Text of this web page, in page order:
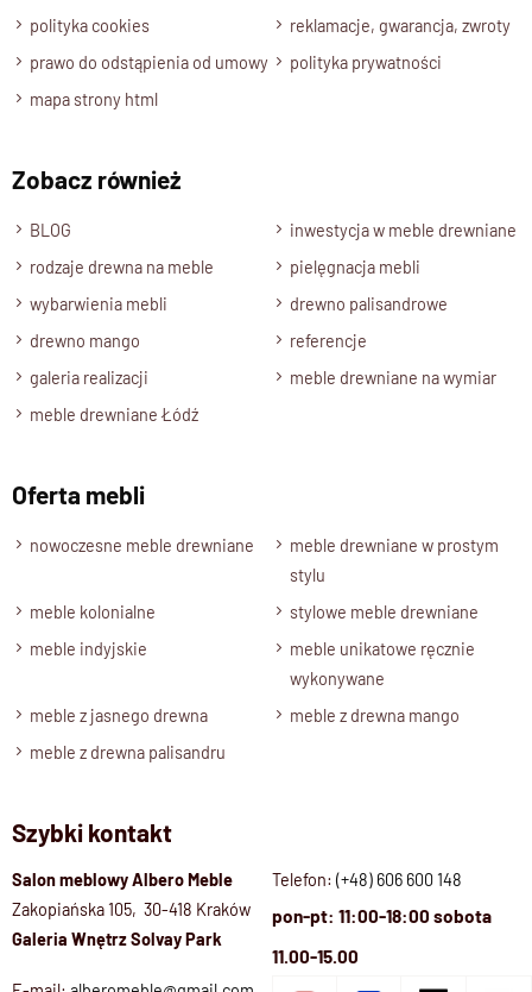
polityka cookies
reklamacje, gwarancja, zwroty
prawo do odstąpienia od umowy
polityka prywatności
mapa strony html
Zobacz również
BLOG
inwestycja w meble drewniane
rodzaje drewna na meble
pielęgnacja mebli
wybarwienia mebli
drewno palisandrowe
drewno mango
referencje
galeria realizacji
meble drewniane na wymiar
meble drewniane Łódź
Oferta mebli
nowoczesne meble drewniane
meble drewniane w prostym
stylu
meble kolonialne
stylowe meble drewniane
meble indyjskie
meble unikatowe ręcznie
wykonywane
meble z jasnego drewna
meble z drewna mango
meble z drewna palisandru
Szybki kontakt
Salon meblowy Albero Meble
Zakopiańska 105, 30-418 Kraków
Galeria Wnętrz Solvay Park
Telefon: (+48) 606 600 148
pon-pt: 11:00-18:00 sobota
11.00-15.00